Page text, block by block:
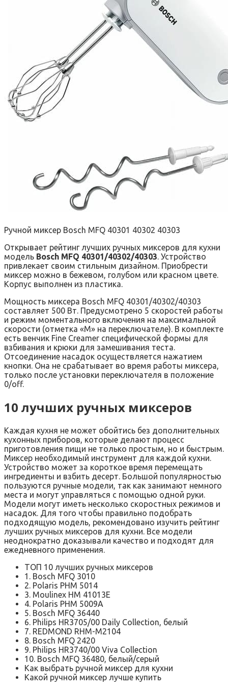
Ручной миксер Bosch MFQ 40301 40302 40303
Открывает рейтинг лучших ручных миксеров для кухни
модель Bosch MFQ 40301/40302/40303. Устройство
привлекает своим стильным дизайном. Приобрести
миксер можно в бежевом, голубом или красном цвете.
Корпус выполнен из пластика.
Мощность миксера Bosch MFQ 40301/40302/40303
составляет 500 Вт. Предусмотрено 5 скоростей работы
и режим моментального включения на максимальной
скорости (отметка «M» на переключателе). В комплекте
есть венчик Fine Creamer специфической формы для
взбивания и крюки для замешивания теста.
Отсоединение насадок осуществляется нажатием
кнопки. Она не срабатывает во время работы миксера,
только после установки переключателя в положение
0/off.
10 лучших ручных миксеров
Каждая кухня не может обойтись без дополнительных
кухонных приборов, которые делают процесс
приготовления пищи не только простым, но и быстрым.
Миксер необходимый инструмент для каждой кухни.
Устройство может за короткое время перемещать
ингредиенты и взбить десерт. Большой популярностью
пользуются ручные модели, так как занимают немного
места и могут управляться с помощью одной руки.
Модели могут иметь несколько скоростных режимов и
насадок. Для того чтобы правильно подобрать
подходящую модель, рекомендовано изучить рейтинг
лучших ручных миксеров для кухни. Все модели
неоднократно доказывали качество и подходят для
ежедневного применения.
ТОП 10 лучших ручных миксеров
1. Bosch MFQ 3010
2. Polaris PHM 5014
3. Moulinex HM 41013E
4. Polaris PHM 5009A
5. Bosch MFQ 36440
6. Philips HR3705/00 Daily Collection, белый
7. REDMOND RHM-M2104
8. Bosch MFQ 2420
9. Philips HR3740/00 Viva Collection
10. Bosch MFQ 36480, белый/серый
Как выбрать ручной миксер для кухни
Какой ручной миксер лучше купить